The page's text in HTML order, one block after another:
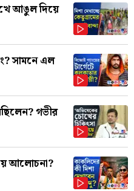
আঙুল দিয়ে
সামনে এল
গভীর
আলোচনা?